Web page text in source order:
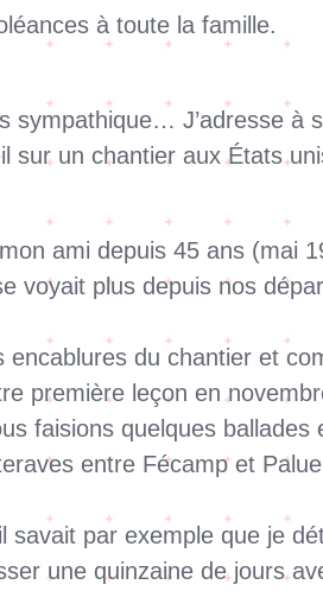
à toute la famille.
sympathique… J’adresse à
sur un chantier aux États
ami depuis 45 ans (mai
voyait plus depuis nos
du chantier et
première leçon en
faisions quelques
entre Fécamp et
par exemple que je
une quinzaine de jours